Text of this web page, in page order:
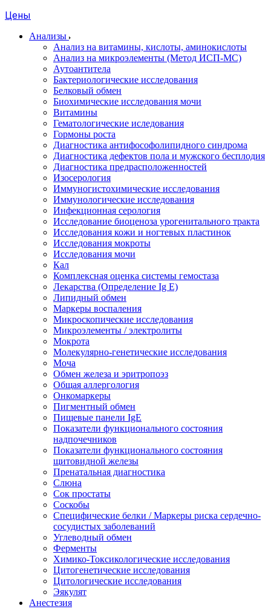
Цены
Анализы
Анализ на витамины, кислоты, аминокислоты
Анализ на микроэлементы (Метод ИСП-МС)
Аутоантитела
Бактериологические исследования
Белковый обмен
Биохимические исследования мочи
Витамины
Гематологические иследования
Гормоны роста
Диагностика антифософолипидного синдрома
Диагностика дефектов пола и мужского бесплодия
Диагностика предрасположенностей
Изосерология
Иммуногистохимические исследования
Иммунологические исследования
Инфекционная серология
Исследование биоценоза урогенитального тракта
Исследования кожи и ногтевых пластинок
Исследования мокроты
Исследования мочи
Кал
Комплексная оценка системы гемостаза
Лекарства (Определение Ig E)
Липидный обмен
Маркеры воспаления
Микроскопические исследования
Микроэлементы / электролиты
Мокрота
Молекулярно-генетические исследования
Моча
Обмен железа и эритропоэз
Общая аллергология
Онкомаркеры
Пигментный обмен
Пищевые панели IgE
Показатели функционального состояния
надпочечников
Показатели функционального состояния
щитовидной железы
Пренатальная диагностика
Слюна
Сок простаты
Соскобы
Специфические белки / Маркеры риска сердечно-
сосудистых заболеваний
Углеводный обмен
Ферменты
Химико-Токсикологические исследования
Цитогенетические исследования
Цитологические исследования
Эякулят
Анестезия